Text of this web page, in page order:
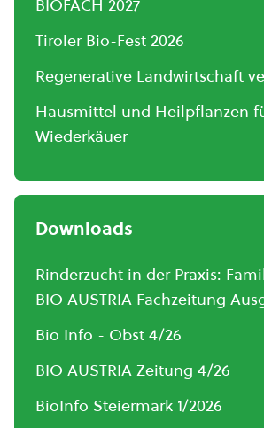
BIOFACH 2027
Tiroler Bio-Fest 2026
Regenerative Landwirtschaft
Hausmittel und Heilpflanzen
Wiederkäuer
Downloads
Rinderzucht in der Praxis:
BIO AUSTRIA Fachzeitung
Bio Info - Obst 4/26
BIO AUSTRIA Zeitung 4/26
BioInfo Steiermark 1/2026